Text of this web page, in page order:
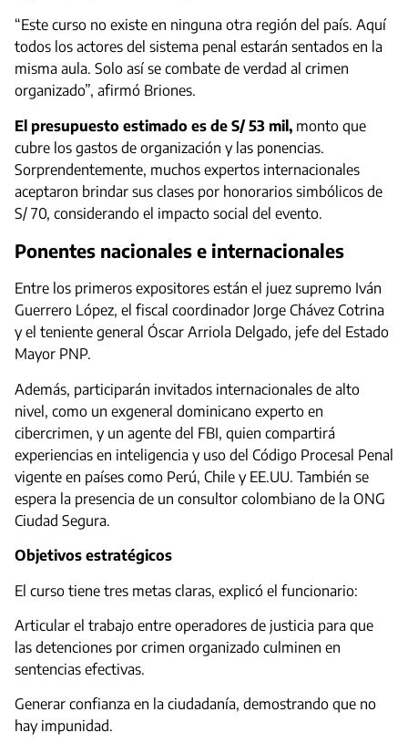
“Este curso no existe en ninguna otra región del país. Aquí
todos los actores del sistema penal estarán sentados en la
misma aula. Solo así se combate de verdad al crimen
organizado”, afirmó Briones.
El presupuesto estimado es de S/ 53 mil, monto que
cubre los gastos de organización y las ponencias.
Sorprendentemente, muchos expertos internacionales
aceptaron brindar sus clases por honorarios simbólicos de
S/ 70, considerando el impacto social del evento.
Ponentes nacionales e internacionales
Entre los primeros expositores están el juez supremo Iván
Guerrero López, el fiscal coordinador Jorge Chávez Cotrina
y el teniente general Óscar Arriola Delgado, jefe del Estado
Mayor PNP.
Además, participarán invitados internacionales de alto
nivel, como un exgeneral dominicano experto en
cibercrimen, y un agente del FBI, quien compartirá
experiencias en inteligencia y uso del Código Procesal Penal
vigente en países como Perú, Chile y EE.UU. También se
espera la presencia de un consultor colombiano de la ONG
Ciudad Segura.
Objetivos estratégicos
El curso tiene tres metas claras, explicó el funcionario:
Articular el trabajo entre operadores de justicia para que
las detenciones por crimen organizado culminen en
sentencias efectivas.
Generar confianza en la ciudadanía, demostrando que no
hay impunidad.